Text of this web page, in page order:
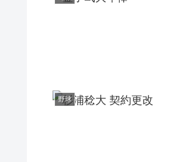
野球